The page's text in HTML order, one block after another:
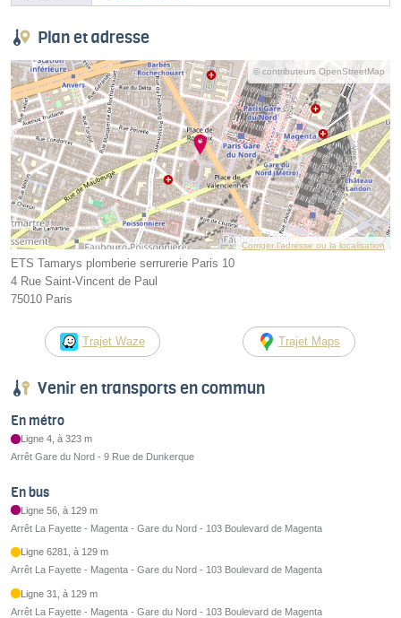
Plan et adresse
© contributeurs OpenStreetMap
Corriger l’adresse ou la localisation
ETS Tamarys plomberie serrurerie Paris 10
4 Rue Saint-Vincent de Paul
75010 Paris
Trajet Waze Trajet Maps
Venir en transports en commun
En métro
Ligne 4, à 323 m
Arrêt Gare du Nord - 9 Rue de Dunkerque
En bus
Ligne 56, à 129 m
Arrêt La Fayette - Magenta - Gare du Nord - 103 Boulevard de Magenta
Ligne 6281, à 129 m
Arrêt La Fayette - Magenta - Gare du Nord - 103 Boulevard de Magenta
Ligne 31, à 129 m
Arrêt La Fayette - Magenta - Gare du Nord - 103 Boulevard de Magenta